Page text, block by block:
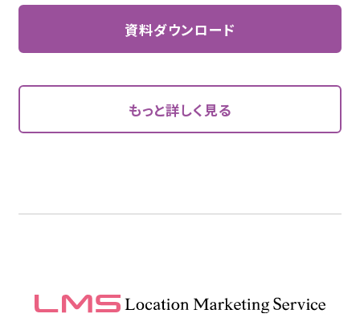
資料ダウンロード
もっと詳しく見る